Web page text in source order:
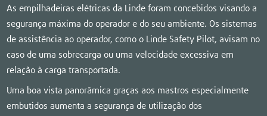
As empilhadeiras elétricas da Linde foram concebidos visando a
segurança máxima do operador e do seu ambiente. Os sistemas
de assistência ao operador, como o Linde Safety Pilot, avisam no
caso de uma sobrecarga ou uma velocidade excessiva em
relação à carga transportada.
Uma boa vista panorâmica graças aos mastros especialmente
embutidos aumenta a segurança de utilização dos